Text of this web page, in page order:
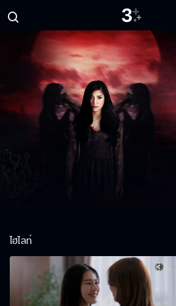
ไฮไลท์